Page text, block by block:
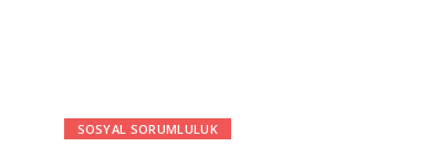
SOSYAL SORUMLULUK